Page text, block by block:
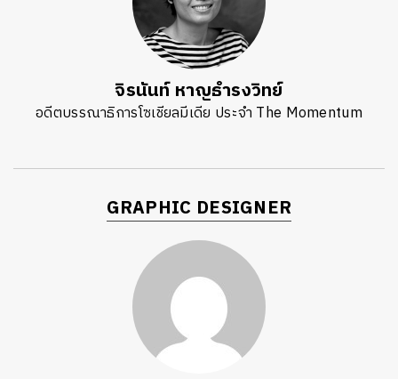
จิรนันท์ หาญธำรงวิทย์
อดีตบรรณาธิการโซเชียลมีเดีย ประจำ The Momentum
GRAPHIC DESIGNER